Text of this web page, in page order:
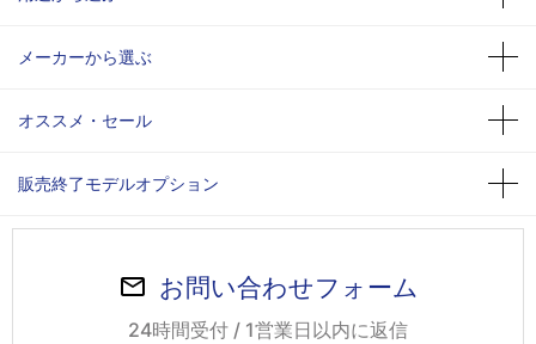
メーカーから選ぶ
オススメ・セール
販売終了モデルオプション
お問い合わせフォーム
24時間受付 / 1営業日以内に返信